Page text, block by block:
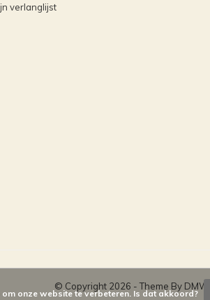
verlanglijst
© Copyright 2026 - Theme By DMWS
onze website te verbeteren. Is dat akkoord?